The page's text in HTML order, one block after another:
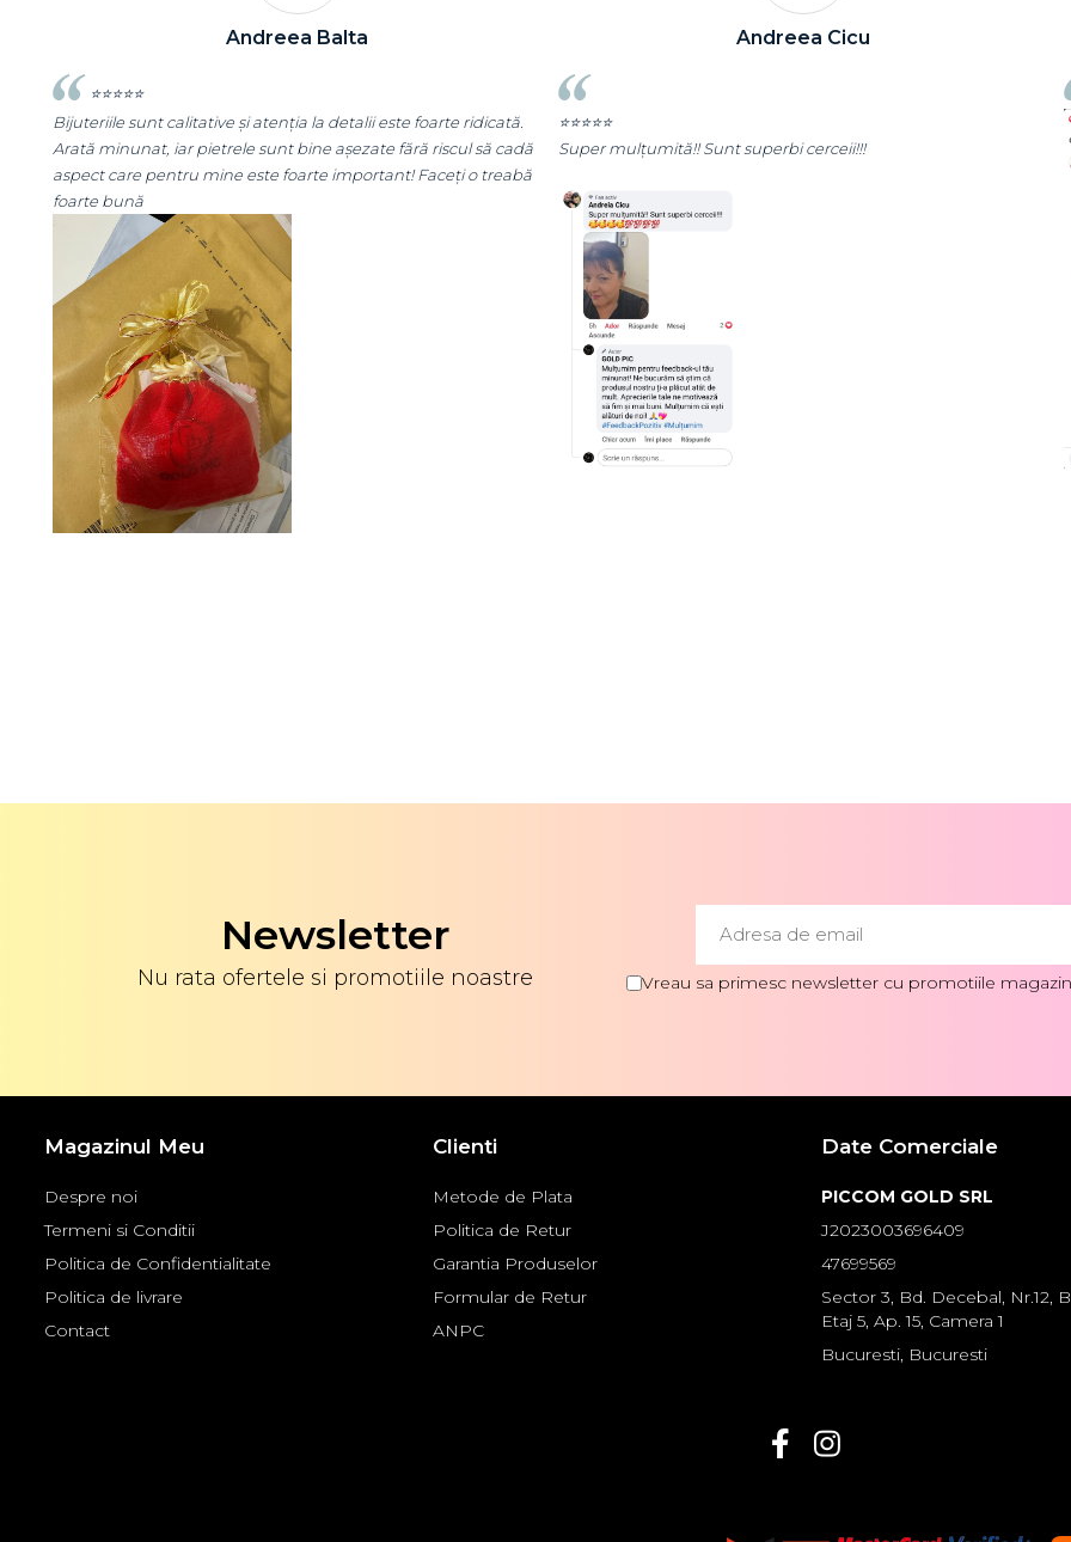
Andreea Cicu
⭐⭐⭐⭐⭐
Super mulțumită!! Sunt superbi cerceii!!!
Rizea Ramona
Newsletter
Nu rata ofertele si promotiile noastre Vreau sa primesc newsletter cu promotiile
Magazinul Meu
Despre noi
Termeni si Conditii
Politica de Confidentialitate
Politica de livrare
Contact
Clienti
Metode de Plata
Politica de Retur
Garantia Produselor
Formular de Retur
ANPC
Date Comerciale
PICCOM GOLD SRL
J2023003696409
47699569
Sector 3, Bd. Decebal, Nr.12,
Etaj 5, Ap. 15, Camera 1
Bucuresti, Bucuresti